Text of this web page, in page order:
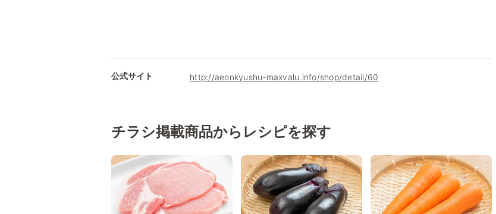
公式サイト http://aeonkyushu-maxvalu.info/shop/detail/60
チラシ掲載商品からレシピを探す